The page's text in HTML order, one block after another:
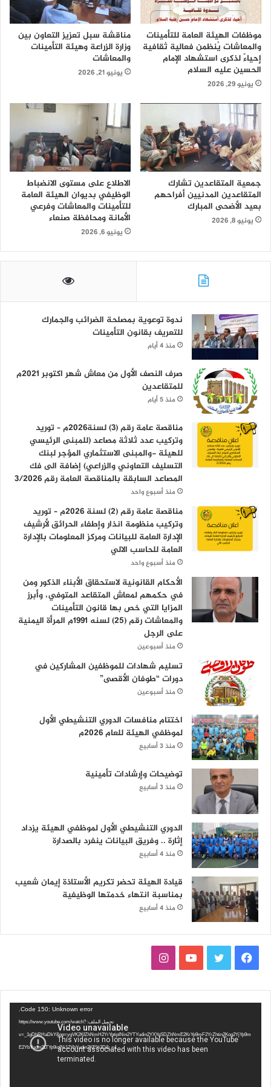
موظفات الهيئة العامة للتأمينات
والمعاشات يُنظمن فعالية ثقافية
إحياءً لذكرى استشهاد الإمام
الحسين عليه السلام
يونيو 29, 2026
مناقشة سبل تعزيز التعاون بين
وزارة الزراعة وهيئة التأمينات
والمعاشات
يونيو 21, 2026
جمعية المتقاعدين تشارك
المتقاعدين المدنيين أفراحهم
بعيد الأضحى المبارك
يونيو 8, 2026
الاطلاع على مستوى الانضباط
الوظيفي بديوان الهيئة العامة
للتأمينات والمعاشات وفرعي
الأمانة ومحافظة صنعاء
يونيو 6, 2026
ندوة توعوية بمصلحة الضرائب والجمارك
للتعريف بقانون التأمينات
منذ 4 أيام
صرف النصف الأول من معاش شهر اكتوبر 2021م
للمتقاعدين
منذ 5 أيام
مناقصة عامة رقم (3) لسنة2026م – توريد
وتركيب عدد ثلاثة مصاعد (للمبنى الرئيسي
للهيئة -والمبنى الاستثماري المؤجر لبنك
التسليف التعاوني والزراعي) إضافة الى فك
المصاعد السابقة بالمناقصة العامة رقم 3/2026
منذ أسبوع واحد
مناقصة عامة رقم (2) لسنة 2026م – توريد
وتركيب منظومة انذار وإطفاء الحرائق لأرشيف
الإدارة العامة للبيانات ومركز المعلومات بالإدارة
العامة للحاسب الالي
منذ أسبوع واحد
الأحكام القانونية لاستحقاق الأبناء الذكور ومن
في حكمهم لمعاش المتقاعد المتوفي، وأبرز
المزايا التي خص بها قانون التأمينات
والمعاشات رقم (25) لسنه 1991م المرأة اليمنية
على الرجل
منذ أسبوعين
تسليم شهادات للموظفين المشاركين في
دورات “طوفان الأقصى”
منذ أسبوعين
اختتام منافسات الدوري التنشيطي الأول
لموظفي الهيئة للعام 2026م
منذ 3 أسابيع
توضيحات وإرشادات تأمينية
منذ 3 أسابيع
الدوري التنشيطي الأول لموظفي الهيئة يزداد
إثارة .. وفريق البيانات ينفرد بالصدارة
منذ 4 أسابيع
قيادة الهيئة تحضر تكريم الأستاذة إيمان شعيب
بمناسبة انتهاء خدمتها الوظيفية
منذ 4 أسابيع
س
ب
ي
ت
ت
ي
و
س
ت
ق
Code 150: Unknown error.
تحميل الملف: https://www.youtube.com/watch?
v=_1gDhRHaDkY&pp=ygVK2KfZhNmH2YrYptipINin2YTYudin2YXYqSDZhNmE2KrYp9mF2YrZhtin2Kog2YjYp9m
E2YbYudin2LTYp9iqINi12YbYudin2KE%3D&_=1